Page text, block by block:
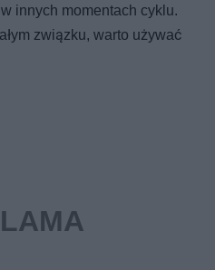
innych momentach cyklu.
związku, warto używać